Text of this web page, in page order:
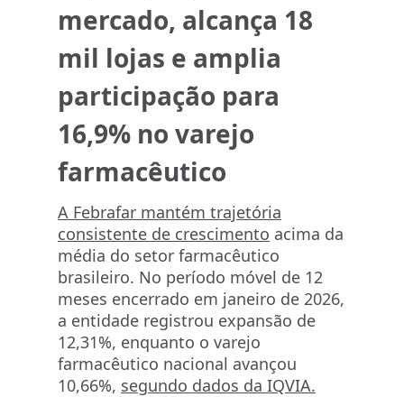
mercado, alcança 18
mil lojas e amplia
participação para
16,9% no varejo
farmacêutico
A Febrafar mantém trajetória
consistente de crescimento acima da
média do setor farmacêutico
brasileiro. No período móvel de 12
meses encerrado em janeiro de 2026,
a entidade registrou expansão de
12,31%, enquanto o varejo
farmacêutico nacional avançou
10,66%, segundo dados da IQVIA.